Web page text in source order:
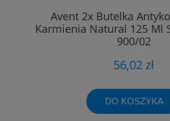
Avent 2x Butelka
Karmienia Natural 125 Ml
900/02
56,02 zł
DO KOSZYKA